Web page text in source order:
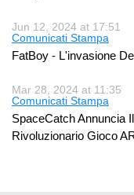
Jun 12, 2024 at 17:51
Comunicati Stampa
FatBoy - L'invasione
Mar 28, 2024 at 11:35
Comunicati Stampa
SpaceCatch Annuncia
Rivoluzionario Gioco